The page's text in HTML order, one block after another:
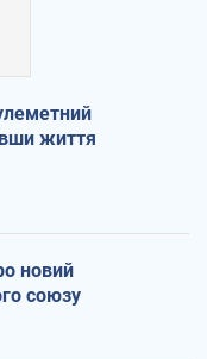
життя
новий
союзу